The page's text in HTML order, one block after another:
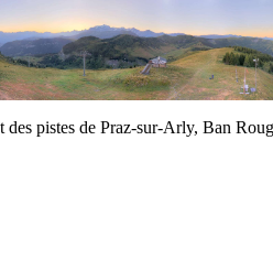
des pistes de Praz-sur-Arly, Ban